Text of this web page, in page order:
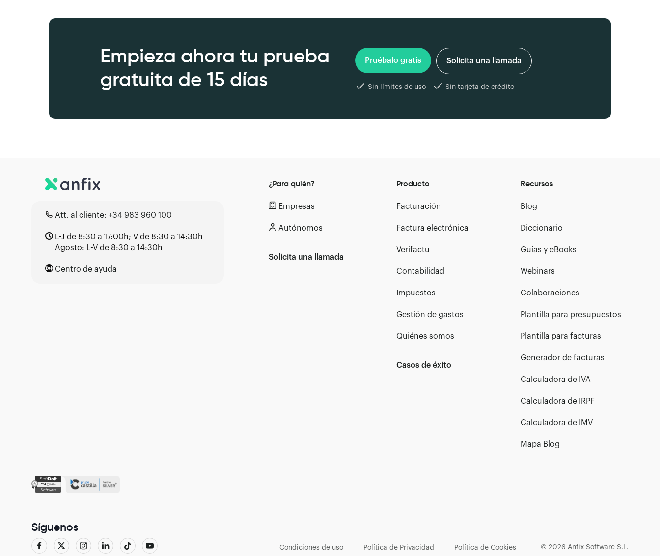
Empieza ahora tu prueba
gratuita de 15 días
Pruébalo gratis Solicita una llamada
Sin límites de uso Sin tarjeta de crédito
Att. al cliente: +34 983 960 100
L-J de 8:30 a 17:00h; V de 8:30 a 14:30h
Agosto: L-V de 8:30 a 14:30h
Centro de ayuda
¿Para quién?
Empresas
Autónomos
Solicita una llamada
Producto
Facturación
Factura electrónica
Verifactu
Contabilidad
Impuestos
Gestión de gastos
Quiénes somos
Casos de éxito
Recursos
Blog
Diccionario
Guías y eBooks
Webinars
Colaboraciones
Plantilla para presupuestos
Plantilla para facturas
Generador de facturas
Calculadora de IVA
Calculadora de IRPF
Calculadora de IMV
Mapa Blog
Síguenos
Condiciones de uso Política de Privacidad Política de Cookies © 2026 Anfix Software S.L.